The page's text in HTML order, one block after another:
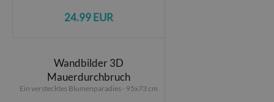
24.99 EUR
Wandbilder 3D
Mauerdurchbruch
Ein verstecktes Blumenparadies - 95x73 cm